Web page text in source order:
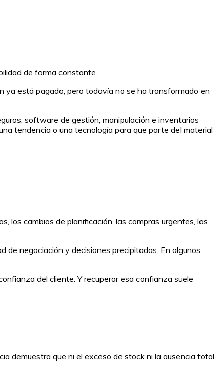
de forma constante.
ya está pagado, pero todavía no se ha transformado en
software de gestión, manipulación e inventarios
tendencia o una tecnología para que parte del material
los cambios de planificación, las compras urgentes, las
de negociación y decisiones precipitadas. En algunos
del cliente. Y recuperar esa confianza suele
demuestra que ni el exceso de stock ni la ausencia total